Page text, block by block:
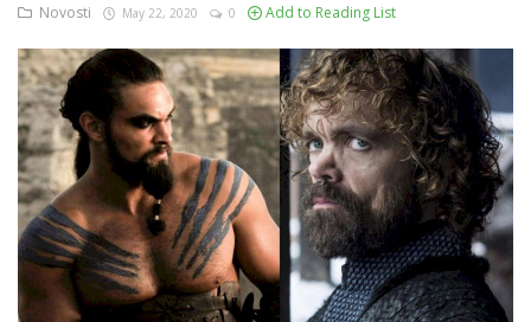
Novosti May 22, 2020 0 Add to Reading List